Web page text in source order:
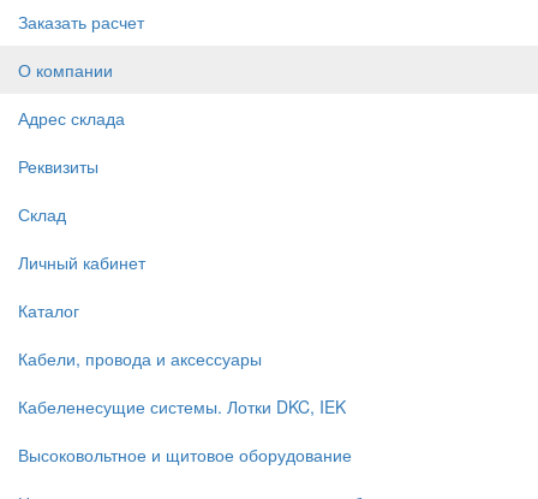
Заказать расчет
О компании
Адрес склада
Реквизиты
Склад
Личный кабинет
Каталог
Кабели, провода и аксессуары
Кабеленесущие системы. Лотки DKC, IEK
Высоковольтное и щитовое оборудование